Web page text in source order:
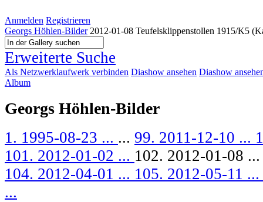
Anmelden Registrieren
Georgs Höhlen-Bilder 2012-01-08 Teufelsklippenstollen 1915/K5
Erweiterte Suche
Als Netzwerklaufwerk verbinden Diashow ansehen Diashow
Album
Georgs Höhlen-Bilder
1. 1995-08-23 ... ... 99. 2011-12-10 ...
101. 2012-01-02 ... 102. 2012-01-08
104. 2012-04-01 ... 105. 2012-05-11 ...
...